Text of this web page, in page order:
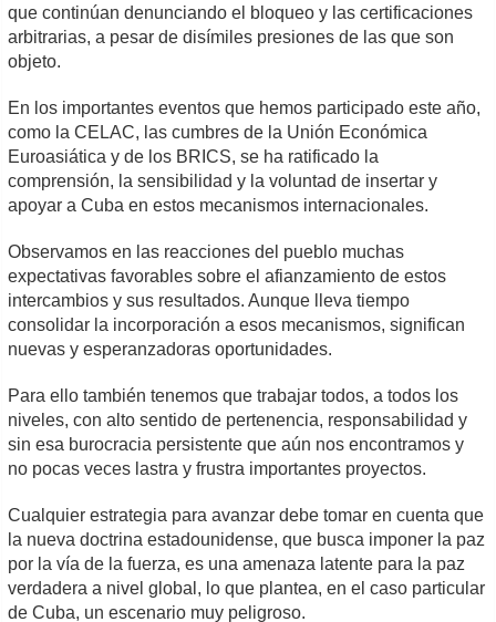
que continúan denunciando el bloqueo y las certificaciones
arbitrarias, a pesar de disímiles presiones de las que son
objeto.
En los importantes eventos que hemos participado este año,
como la CELAC, las cumbres de la Unión Económica
Euroasiática y de los BRICS, se ha ratificado la
comprensión, la sensibilidad y la voluntad de insertar y
apoyar a Cuba en estos mecanismos internacionales.
Observamos en las reacciones del pueblo muchas
expectativas favorables sobre el afianzamiento de estos
intercambios y sus resultados. Aunque lleva tiempo
consolidar la incorporación a esos mecanismos, significan
nuevas y esperanzadoras oportunidades.
Para ello también tenemos que trabajar todos, a todos los
niveles, con alto sentido de pertenencia, responsabilidad y
sin esa burocracia persistente que aún nos encontramos y
no pocas veces lastra y frustra importantes proyectos.
Cualquier estrategia para avanzar debe tomar en cuenta que
la nueva doctrina estadounidense, que busca imponer la paz
por la vía de la fuerza, es una amenaza latente para la paz
verdadera a nivel global, lo que plantea, en el caso particular
de Cuba, un escenario muy peligroso.